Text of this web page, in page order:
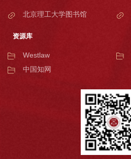
北京理工大学图书馆
资源库
Westlaw
中国知网